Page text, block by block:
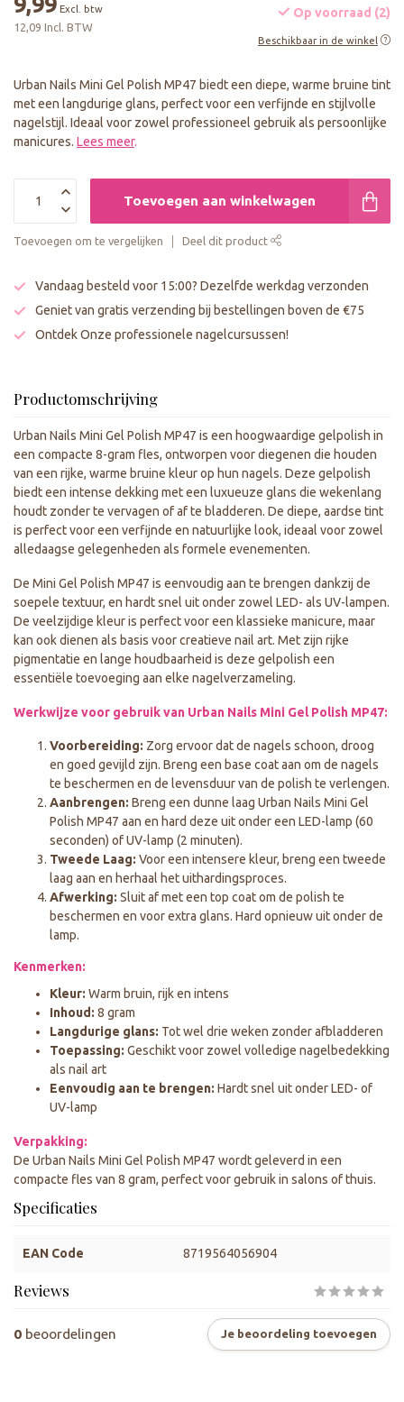
Excl. btw
12,09 Incl. BTW
Op voorraad (2)
Beschikbaar in de winkel
Urban Nails Mini Gel Polish MP47 biedt een diepe, warme bruine tint
met een langdurige glans, perfect voor een verfijnde en stijlvolle
nagelstijl. Ideaal voor zowel professioneel gebruik als persoonlijke
manicures. Lees meer.
Toevoegen aan winkelwagen
Toevoegen om te vergelijken Deel dit product
Vandaag besteld voor 15:00? Dezelfde werkdag verzonden
Geniet van gratis verzending bij bestellingen boven de €75
Ontdek Onze professionele nagelcursussen!
Productomschrijving
Urban Nails Mini Gel Polish MP47 is een hoogwaardige gelpolish in
een compacte 8-gram fles, ontworpen voor diegenen die houden
van een rijke, warme bruine kleur op hun nagels. Deze gelpolish
biedt een intense dekking met een luxueuze glans die wekenlang
houdt zonder te vervagen of af te bladderen. De diepe, aardse tint
is perfect voor een verfijnde en natuurlijke look, ideaal voor zowel
alledaagse gelegenheden als formele evenementen.
De Mini Gel Polish MP47 is eenvoudig aan te brengen dankzij de
soepele textuur, en hardt snel uit onder zowel LED- als UV-lampen.
De veelzijdige kleur is perfect voor een klassieke manicure, maar
kan ook dienen als basis voor creatieve nail art. Met zijn rijke
pigmentatie en lange houdbaarheid is deze gelpolish een
essentiële toevoeging aan elke nagelverzameling.
Werkwijze voor gebruik van Urban Nails Mini Gel Polish MP47:
Voorbereiding: Zorg ervoor dat de nagels schoon, droog
en goed gevijld zijn. Breng een base coat aan om de nagels
te beschermen en de levensduur van de polish te verlengen.
Aanbrengen: Breng een dunne laag Urban Nails Mini Gel
Polish MP47 aan en hard deze uit onder een LED-lamp (60
seconden) of UV-lamp (2 minuten).
Tweede Laag: Voor een intensere kleur, breng een tweede
laag aan en herhaal het uithardingsproces.
Afwerking: Sluit af met een top coat om de polish te
beschermen en voor extra glans. Hard opnieuw uit onder de
lamp.
Kenmerken:
Kleur: Warm bruin, rijk en intens
Inhoud: 8 gram
Langdurige glans: Tot wel drie weken zonder afbladderen
Toepassing: Geschikt voor zowel volledige nagelbedekking
als nail art
Eenvoudig aan te brengen: Hardt snel uit onder LED- of
UV-lamp
Verpakking:
De Urban Nails Mini Gel Polish MP47 wordt geleverd in een
compacte fles van 8 gram, perfect voor gebruik in salons of thuis.
Specificaties
EAN Code 8719564056904
Reviews
0 beoordelingen Je beoordeling toevoegen